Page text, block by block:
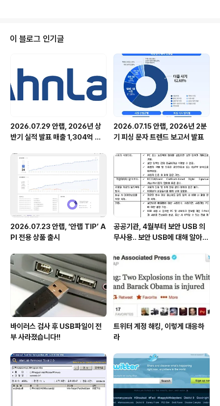
은총 등으로 구성되어 있습니다. 한편, 우승을 차지한 GoN 팀은 리더 윤인수를
비롯해 김동관, 김민규, 김은수, 박해송, 원강희, 이유진, ..
이 블로그 인기글
2026.07.29 안랩, 2026년 상
반기 실적 발표 매출 1,304억 원,
2026.07.15 안랩, 2026년 2분
기 피싱 문자 트렌드 보고서 발표
2026.07.23 안랩, ‘안랩 TIP’ A
PI 전용 상품 출시
공공기관, 4월부터 보안 USB 의
무사용.. 보안 USB에 대해 알아봅
바이러스 검사 후 USB파일이 전
부 사라졌습니다!!
트위터 계정 해킹, 이렇게 대응하
라